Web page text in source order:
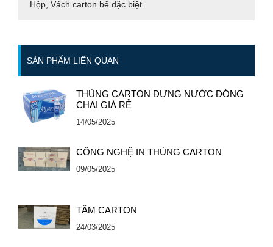
Hộp, Vách carton bế đặc biệt
SẢN PHẨM LIÊN QUAN
THÙNG CARTON ĐỰNG NƯỚC ĐÓNG
CHAI GIÁ RẺ
14/05/2025
CÔNG NGHỆ IN THÙNG CARTON
09/05/2025
TẤM CARTON
24/03/2025